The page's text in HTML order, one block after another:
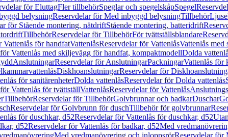
för EluttagFler tillbehörSpeglar och spegelskåpSpegel
belysningReservdelar för Med inbyggd belysningTillbehör
för Stående montering, nätdriftStående montering, batteridrift
TillbehörReservdelar för TillbehörFör tvättställsblandare
Vattenlås för handfatVattenlåsReservdelar för VattenlåsVattenlås
Vattenlås med skiljevägg för handfat, kompaktmodellDolda
AnslutningarReservdelar för AnslutningarPackningarVattenlås för
DiskhoanslutningarReservdelar för
för sanitärenheterDolda vattenlåsReservdelar för Dolda vattenlås
Vattenlås för tvättställVattenlåsReservdelar för Vattenlås
TillbehörReservdelar för TillbehörGolvbrunnar och badkarDuschar
Reservdelar för Golvbrunn för duschTillbehör för golvbrunnar
för duschkar, d52Reservdelar för Vattenlås för duschkar, d52
d52Reservdelar för Vattenlås för badkar, d52Med
Med vredmanövrering och inloppsrörReservdelar för